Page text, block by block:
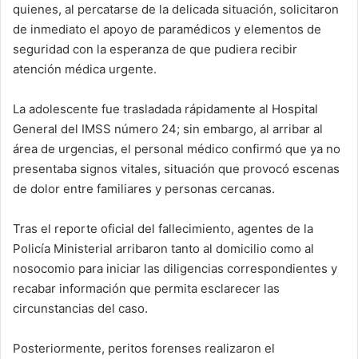
quienes, al percatarse de la delicada situación, solicitaron
de inmediato el apoyo de paramédicos y elementos de
seguridad con la esperanza de que pudiera recibir
atención médica urgente.
La adolescente fue trasladada rápidamente al Hospital
General del IMSS número 24; sin embargo, al arribar al
área de urgencias, el personal médico confirmó que ya no
presentaba signos vitales, situación que provocó escenas
de dolor entre familiares y personas cercanas.
Tras el reporte oficial del fallecimiento, agentes de la
Policía Ministerial arribaron tanto al domicilio como al
nosocomio para iniciar las diligencias correspondientes y
recabar información que permita esclarecer las
circunstancias del caso.
Posteriormente, peritos forenses realizaron el